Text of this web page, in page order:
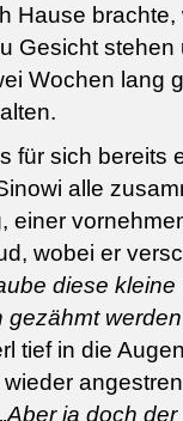
Hause brachte,
Gesicht stehen
Wochen lang
für sich bereits
alle
einer
wobei er
diese kleine
tief in die
„Aber ja doch